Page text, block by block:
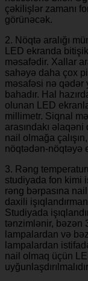
çəkilişlər zamanı
görünəcək.
2. Nöqtə aralığı
LED ekranda
məsafədir. Xallar
sahəyə daha çox
məsafəsi nə qədər
bahadır. Hal
olunan LED
millimetr. Siqnal
arasındakı əlaqəni
nail olmağa
nöqtədən-nöqtəyə
3. Rəng
studiyada fon kimi
rəng bərpasına
daxili
Studiyada
tənzimlənir, bəzən
lampalardan və
lampalardan
nail olmaq üçün